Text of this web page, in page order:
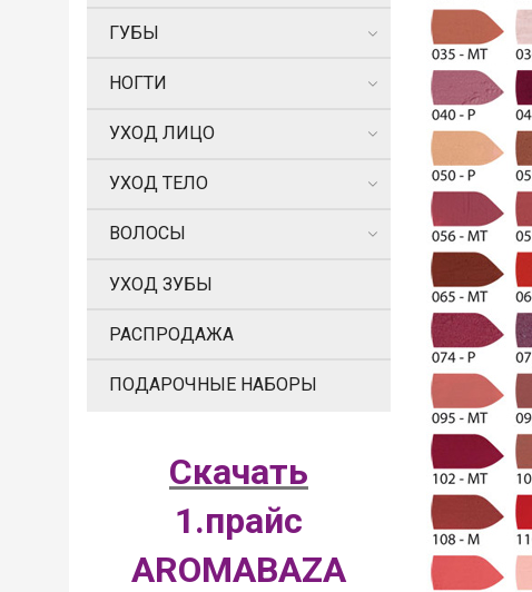
ГУБЫ
НОГТИ
УХОД ЛИЦО
УХОД ТЕЛО
ВОЛОСЫ
УХОД ЗУБЫ
РАСПРОДАЖА
ПОДАРОЧНЫЕ НАБОРЫ
Скачать
1.прайс
AROMABAZA